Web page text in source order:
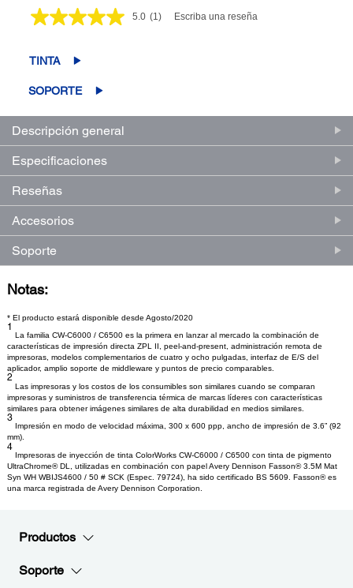
5.0 Lea
(1) Escriba una reseña
TINTA
SOPORTE
Descripción general
Especificaciones
Reseñas
Accesorios
Soporte
Notas:
* El producto estará disponible desde Agosto/2020
1
La familia CW-C6000 / C6500 es la primera en lanzar al mercado la combinación de
características de impresión directa ZPL II, peel-and-present, administración remota de
impresoras, modelos complementarios de cuatro y ocho pulgadas, interfaz de E/S del
aplicador, amplio soporte de middleware y puntos de precio comparables.
2
Las impresoras y los costos de los consumibles son similares cuando se comparan
impresoras y suministros de transferencia térmica de marcas líderes con características
similares para obtener imágenes similares de alta durabilidad en medios similares.
3
Impresión en modo de velocidad máxima, 300 x 600 ppp, ancho de impresión de 3.6” (92
mm).
4
Impresoras de inyección de tinta ColorWorks CW-C6000 / C6500 con tinta de pigmento
UltraChrome® DL, utilizadas en combinación con papel Avery Dennison Fasson® 3.5M Mat
Syn WH WBIJS4600 / 50 # SCK (Espec. 79724), ha sido certificado BS 5609. Fasson® es
una marca registrada de Avery Dennison Corporation.
Productos
Soporte